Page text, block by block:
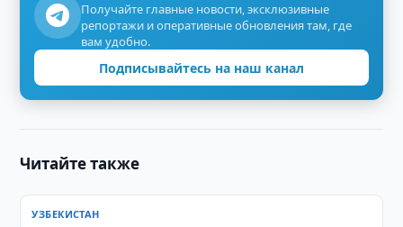
Получайте главные новости, эксклюзивные
репортажи и оперативные обновления там, где
вам удобно.
Подписывайтесь на наш канал
Читайте также
УЗБЕКИСТАН